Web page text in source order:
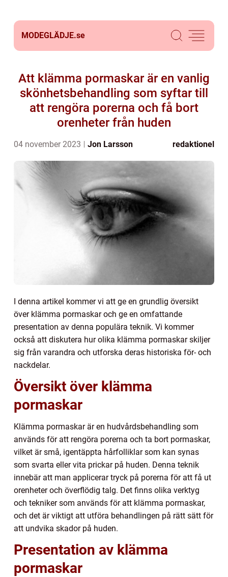
MODEGLÄDJE.se
Att klämma pormaskar är en vanlig
skönhetsbehandling som syftar till
att rengöra porerna och få bort
orenheter från huden
04 november 2023 Jon Larsson redaktionel
I denna artikel kommer vi att ge en grundlig översikt
över klämma pormaskar och ge en omfattande
presentation av denna populära teknik. Vi kommer
också att diskutera hur olika klämma pormaskar skiljer
sig från varandra och utforska deras historiska för- och
nackdelar.
Översikt över klämma
pormaskar
Klämma pormaskar är en hudvårdsbehandling som
används för att rengöra porerna och ta bort pormaskar,
vilket är små, igentäppta hårfolliklar som kan synas
som svarta eller vita prickar på huden. Denna teknik
innebär att man applicerar tryck på porerna för att få ut
orenheter och överflödig talg. Det finns olika verktyg
och tekniker som används för att klämma pormaskar,
och det är viktigt att utföra behandlingen på rätt sätt för
att undvika skador på huden.
Presentation av klämma
pormaskar